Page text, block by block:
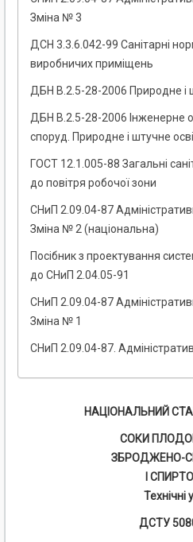
Зміна № 3
ДСН 3.3.6.042-99 Санітарні
виробничих приміщень
ДБН В.2.5-28-2006 Природне і
ДБН В.2.5-28-2006 Інженерне
споруд. Природне і штучне
ГОСТ 12.1.005-88 Загальні
до повітря робочої зони
СНиП 2.09.04-87
Зміна № 2 (національна)
Посібник з проектування
до СНиП 2.04.05-91
СНиП 2.09.04-87
Зміна № 1
СНиП 2.09.04-87.
НАЦІОНАЛЬНИЙ
СОКИ
ЗБРОДЖЕНО-
І
Технічні
ДСТУ